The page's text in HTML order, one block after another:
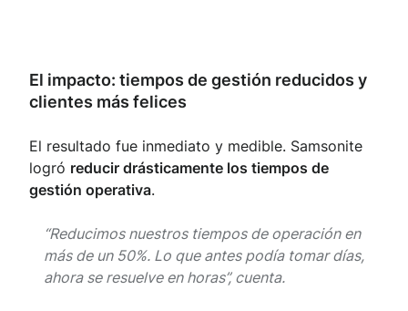
El impacto: tiempos de gestión reducidos y
clientes más felices
El resultado fue inmediato y medible. Samsonite
logró reducir drásticamente los tiempos de
gestión operativa.
“Reducimos nuestros tiempos de operación en
más de un 50%. Lo que antes podía tomar días,
ahora se resuelve en horas”, cuenta.